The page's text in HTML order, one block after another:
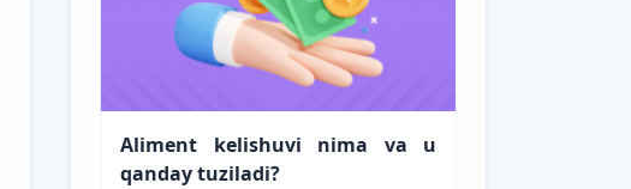
Aliment kelishuvi nima va u
qanday tuziladi?